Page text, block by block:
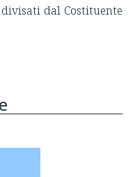
dal Costituente